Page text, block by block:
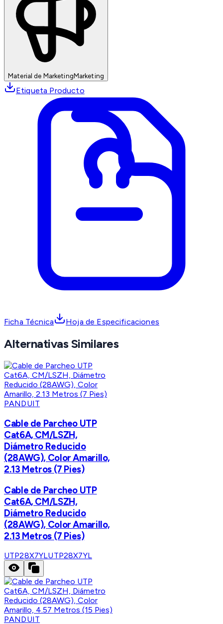
Material de MarketingMarketing
Etiqueta Producto
Ficha Técnica Hoja de Especificaciones
Alternativas Similares
PANDUIT
Cable de Parcheo UTP
Cat6A, CM/LSZH,
Diámetro Reducido
(28AWG), Color Amarillo,
2.13 Metros (7 Pies)
Cable de Parcheo UTP
Cat6A, CM/LSZH,
Diámetro Reducido
(28AWG), Color Amarillo,
2.13 Metros (7 Pies)
UTP28X7YLUTP28X7YL
PANDUIT